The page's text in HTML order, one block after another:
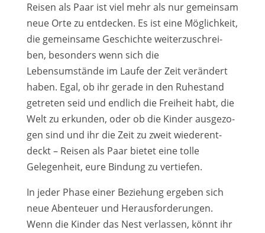
Reisen als Paar ist viel mehr als nur gemein­sam
neue Orte zu ent­de­cken. Es ist eine Möglichkeit,
die gemein­sa­me Geschichte wei­ter­zu­schrei­
ben, beson­ders wenn sich die
Lebensumstände im Laufe der Zeit ver­än­dert
haben. Egal, ob ihr gera­de in den Ruhestand
getre­ten seid und end­lich die Freiheit habt, die
Welt zu erkun­den, oder ob die Kinder aus­ge­zo­
gen sind und ihr die Zeit zu zweit wie­der­ent­
deckt – Reisen als Paar bie­tet eine tol­le
Gelegenheit, eure Bindung zu ver­tie­fen.
In jeder Phase einer Beziehung erge­ben sich
neue Abenteuer und Herausforderungen.
Wenn die Kinder das Nest ver­las­sen, könnt ihr